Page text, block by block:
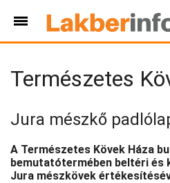
Természetes
Jura mészkő
A Természetes Kövek Háza
bemutatótermében beltéri és
Jura mészkövek